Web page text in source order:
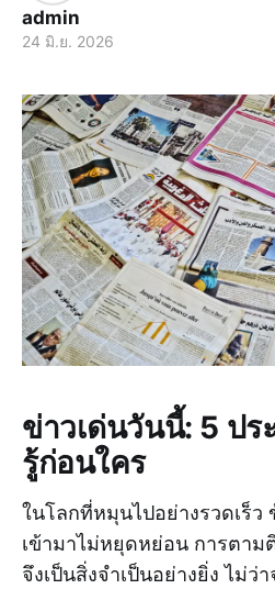
admin
24 มิ.ย. 2026
ข่าวเด่นวันนี้: 5 ปร
รู้ก่อนใคร
ในโลกที่หมุนไปอย่างรวดเร็ว
เข้ามาไม่หยุดหย่อน การตา
จึงเป็นสิ่งจำเป็นอย่างยิ่ง ไม่ว่